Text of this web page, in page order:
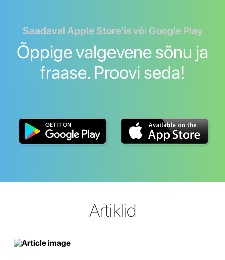
Saadaval Apple Store'is või Google Play
Õppige valgevene sõnu ja
fraase. Proovi seda!
Artiklid